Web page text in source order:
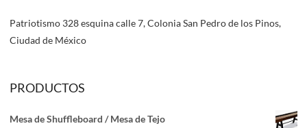
Patriotismo 328 esquina calle 7, Colonia San Pedro de los Pinos,
Ciudad de México
PRODUCTOS
Mesa de Shuffleboard / Mesa de Tejo